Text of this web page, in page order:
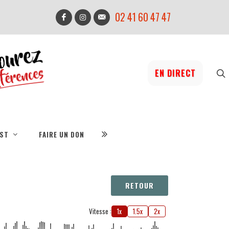
02 41 60 47 47
EN DIRECT
FAIRE UN DON
RETOUR
Vitesse : 1x 1.5x 2x